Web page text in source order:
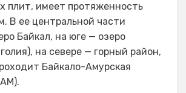
плит, имеет протяженность
В ее центральной части
Байкал, на юге — озеро
на севере — горный район,
Байкало-Амурская